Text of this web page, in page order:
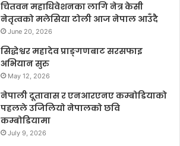
चितवन महाधिवेशनका लागि नेत्र केसी
नेतृत्वको मलेसिया टोली आज नेपाल आउँदै
June 20, 2026
सिद्धेश्वर महादेव प्राङ्गणबाट सरसफाइ
अभियान सुरु
May 12, 2026
नेपाली दूतावास र एनआरएनए कम्बोडियाको
पहलले उजिलियो नेपालको छवि
कम्बोडियामा
July 9, 2026